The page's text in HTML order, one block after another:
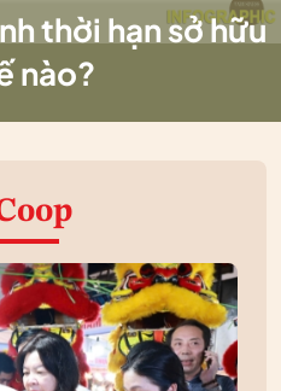
thời hạn sở hữu
nào?